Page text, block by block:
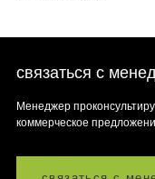
связаться с
Менеджер
коммерческое